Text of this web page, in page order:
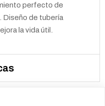
perfecto de
Diseño de tubería
la vida útil.